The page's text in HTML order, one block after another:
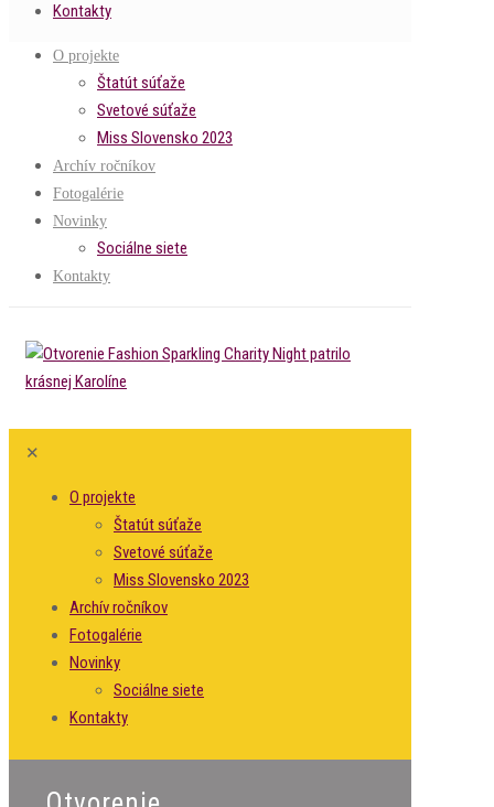
Kontakty
O projekte
Štatút súťaže
Svetové súťaže
Miss Slovensko 2023
Archív ročníkov
Fotogalérie
Novinky
Sociálne siete
Kontakty
✕
O projekte
Štatút súťaže
Svetové súťaže
Miss Slovensko 2023
Archív ročníkov
Fotogalérie
Novinky
Sociálne siete
Kontakty